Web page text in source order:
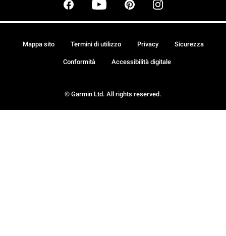
© Garmin Ltd. All rights reserved.
Mappa sito Termini di utilizzo Privacy Sicurezza
Conformità Accessibilità digitale